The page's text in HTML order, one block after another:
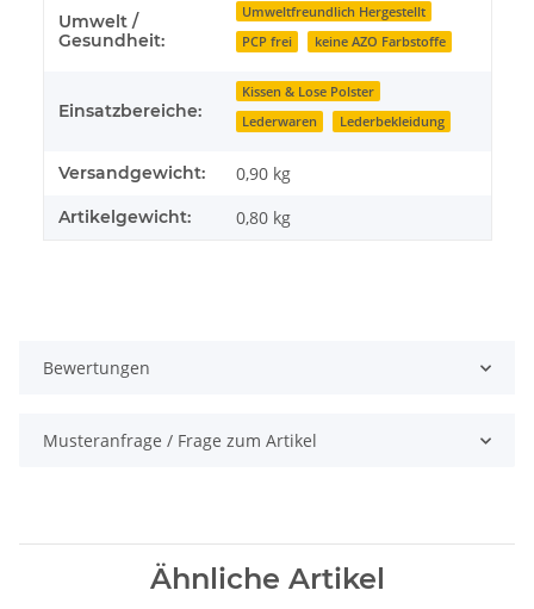
Umwelt /
Gesundheit:
Umweltfreundlich Hergestellt
PCP frei
keine AZO Farbstoffe
Einsatzbereiche:
Kissen & Lose Polster
Lederwaren
Lederbekleidung
Versandgewicht: 0,90 kg
Artikelgewicht: 0,80 kg
Bewertungen
Musteranfrage / Frage zum Artikel
Ähnliche Artikel